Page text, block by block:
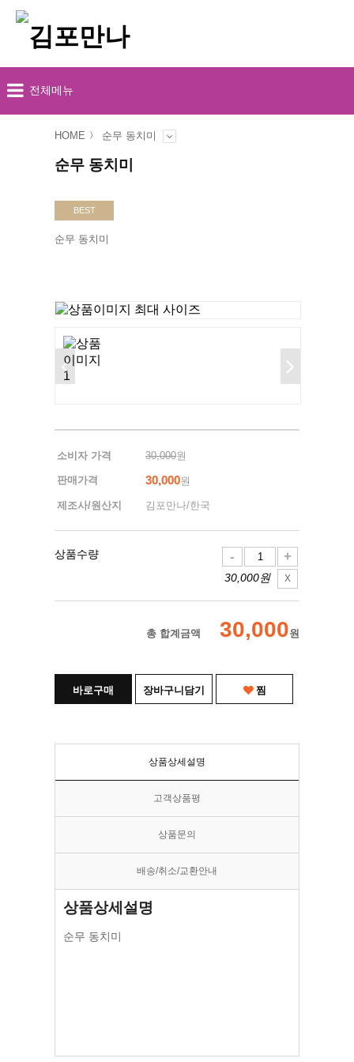
전체메뉴
HOME 순무 동치미
순무 동치미
BEST
순무 동치미
소비자 가격 30,000원
판매가격 30,000원
제조사/원산지 김포만나/한국
상품수량 - +
30,000원 X
총 합계금액 30,000원
바로구매 장바구니담기 찜
상품상세설명
고객상품평
상품문의
배송/취소/교환안내
상품상세설명
순무 동치미